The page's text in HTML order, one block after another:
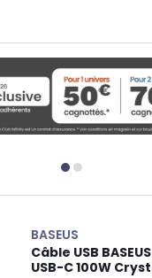
BASEUS
Câble USB
USB-C 100W